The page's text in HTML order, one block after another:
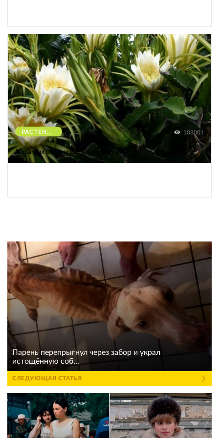
РАСТЕНИЯ 108001
10 самых редких растений Земли
Парень перепрыгнул через забор и украл
истощённую соб...
СЛЕДУЮЩАЯ СТАТЬЯ